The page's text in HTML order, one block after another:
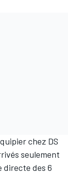
chez DS
seulement
directe des 6